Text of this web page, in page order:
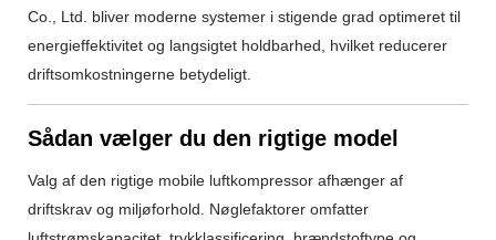
Co., Ltd. bliver moderne systemer i stigende grad optimeret til
energieffektivitet og langsigtet holdbarhed, hvilket reducerer
driftsomkostningerne betydeligt.
Sådan vælger du den rigtige model
Valg af den rigtige mobile luftkompressor afhænger af
driftskrav og miljøforhold. Nøglefaktorer omfatter